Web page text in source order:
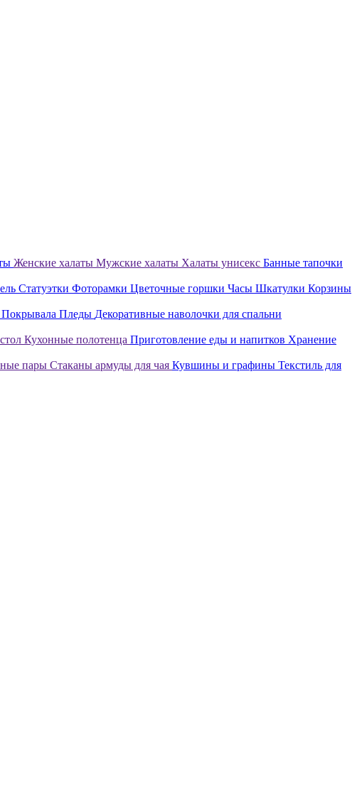
Женские халаты Мужские халаты Халаты унисекс Банные тапочки
Статуэтки Фоторамки Цветочные горшки Часы Шкатулки Корзины
Покрывала Пледы Декоративные наволочки для спальни
Кухонные полотенца Приготовление еды и напитков Хранение
пары Стаканы армуды для чая Кувшины и графины Текстиль для